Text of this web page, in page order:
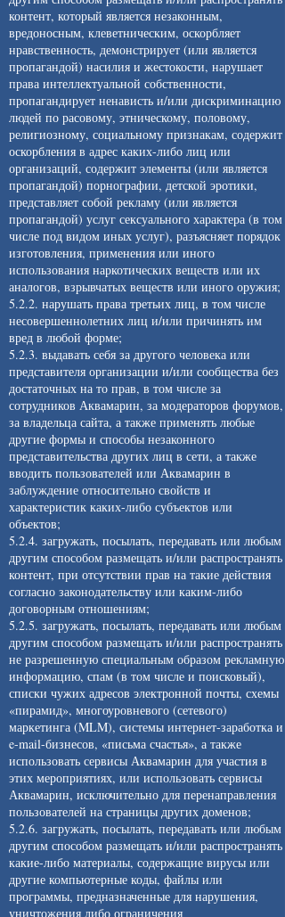
контент, который является незаконным,
вредоносным, клеветническим, оскорбляет
нравственность, демонстрирует (или является
пропагандой) насилия и жестокости, нарушает
права интеллектуальной собственности,
пропагандирует ненависть и/или дискриминацию
людей по расовому, этническому, половому,
религиозному, социальному признакам, содержит
оскорбления в адрес каких-либо лиц или
организаций, содержит элементы (или является
пропагандой) порнографии, детской эротики,
представляет собой рекламу (или является
пропагандой) услуг сексуального характера (в том
числе под видом иных услуг), разъясняет порядок
изготовления, применения или иного
использования наркотических веществ или их
аналогов, взрывчатых веществ или иного оружия;
5.2.2. нарушать права третьих лиц, в том числе
несовершеннолетних лиц и/или причинять им
вред в любой форме;
5.2.3. выдавать себя за другого человека или
представителя организации и/или сообщества без
достаточных на то прав, в том числе за
сотрудников Аквамарин, за модераторов форумов,
за владельца сайта, а также применять любые
другие формы и способы незаконного
представительства других лиц в сети, а также
вводить пользователей или Аквамарин в
заблуждение относительно свойств и
характеристик каких-либо субъектов или
объектов;
5.2.4. загружать, посылать, передавать или любым
другим способом размещать и/или распространять
контент, при отсутствии прав на такие действия
согласно законодательству или каким-либо
договорным отношениям;
5.2.5. загружать, посылать, передавать или любым
другим способом размещать и/или распространять
не разрешенную специальным образом рекламную
информацию, спам (в том числе и поисковый),
списки чужих адресов электронной почты, схемы
«пирамид», многоуровневого (сетевого)
маркетинга (MLM), системы интернет-заработка и
e-mail-бизнесов, «письма счастья», а также
использовать сервисы Аквамарин для участия в
этих мероприятиях, или использовать сервисы
Аквамарин, исключительно для перенаправления
пользователей на страницы других доменов;
5.2.6. загружать, посылать, передавать или любым
другим способом размещать и/или распространять
какие-либо материалы, содержащие вирусы или
другие компьютерные коды, файлы или
программы, предназначенные для нарушения,
уничтожения либо ограничения